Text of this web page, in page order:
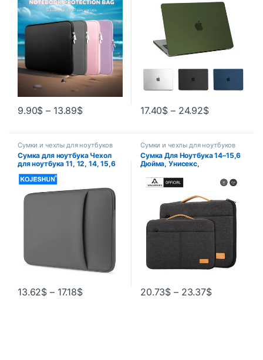
дюймов сумка для ноутбука
9.90$ – 13.89$
15,3 13,6 Чехол Pro 13
17.40$ – 24.92$
Сумки и чехлы для ноутбуков
Сумка для ноутбука Чехол
для ноутбука 11, 12, 14, 15,6
дюйма для Macbook Pro Air
Retina 13 для Xiaomi Huawei
HP Dell Lenovo
13.62$ – 17.18$
Сумки и чехлы для ноутбуков
Сумка Для Ноутбука 14–15,6
Дюйма, Унисекс,
20.73$ – 23.37$